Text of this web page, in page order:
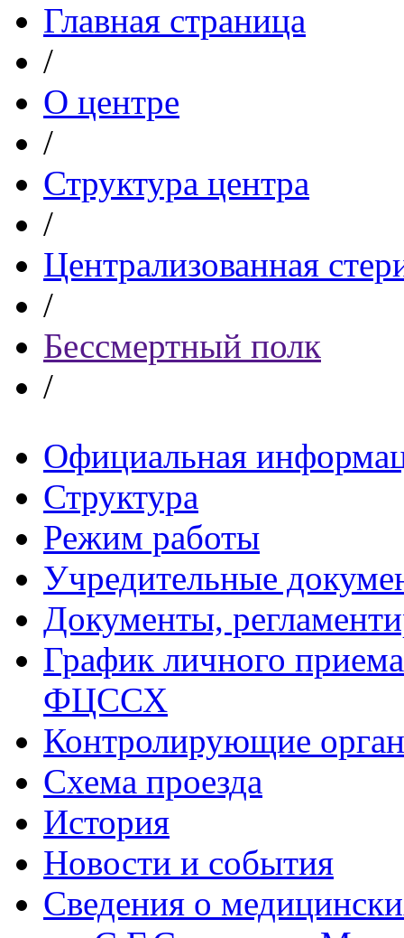
Главная страница
/
О центре
/
Структура центра
/
Централизованная
/
Бессмертный полк
/
Официальная
Структура
Режим работы
Учредительные
Документы,
График личного
ФЦССХ
Контролирующие
Схема проезда
История
Новости и события
Сведения о